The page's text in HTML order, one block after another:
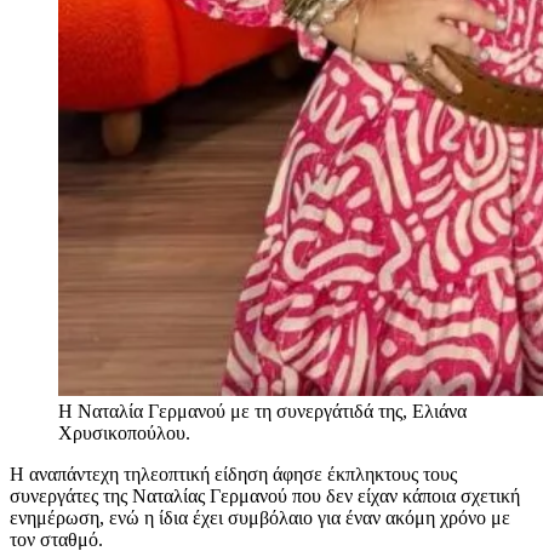
Η Ναταλία Γερμανού με τη συνεργάτιδά της, Ελιάνα
Χρυσικοπούλου.
Η αναπάντεχη τηλεοπτική είδηση άφησε έκπληκτους τους
συνεργάτες της Ναταλίας Γερμανού που δεν είχαν κάποια σχετική
ενημέρωση, ενώ η ίδια έχει συμβόλαιο για έναν ακόμη χρόνο με
τον σταθμό.